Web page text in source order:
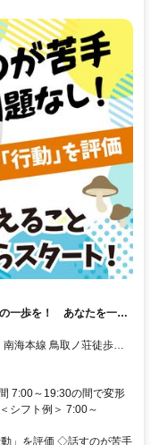
一歩を！ あなたを一人
環境あり
海本線 鳥取ノ荘徒歩約
機関を利用した1時間半
性あり。詳しくは面接に
7:00～19:30の間で変形
シフト例＞ 7:00～
」を評価 ◇話すのが苦手